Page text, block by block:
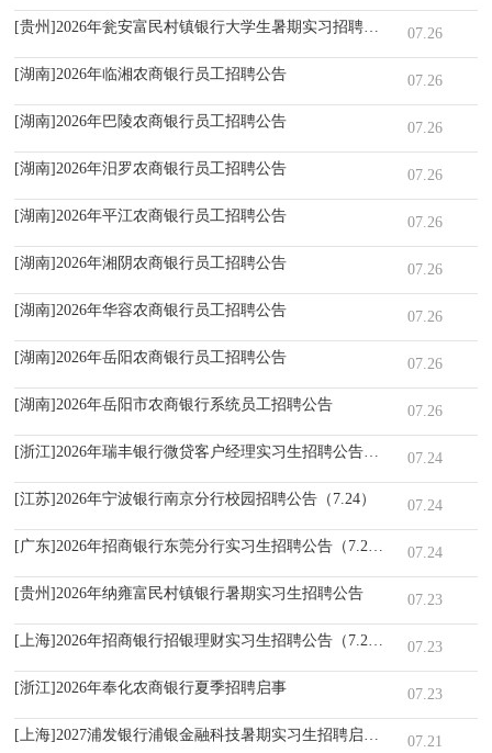
[贵州]2026年瓮安富民村镇银行大学生暑期实习招聘公告 07.26
[湖南]2026年临湘农商银行员工招聘公告 07.26
[湖南]2026年巴陵农商银行员工招聘公告 07.26
[湖南]2026年汨罗农商银行员工招聘公告 07.26
[湖南]2026年平江农商银行员工招聘公告 07.26
[湖南]2026年湘阴农商银行员工招聘公告 07.26
[湖南]2026年华容农商银行员工招聘公告 07.26
[湖南]2026年岳阳农商银行员工招聘公告 07.26
[湖南]2026年岳阳市农商银行系统员工招聘公告 07.26
[浙江]2026年瑞丰银行微贷客户经理实习生招聘公告（7.24）07.24
[江苏]2026年宁波银行南京分行校园招聘公告（7.24） 07.24
[广东]2026年招商银行东莞分行实习生招聘公告（7.24） 07.24
[贵州]2026年纳雍富民村镇银行暑期实习生招聘公告 07.23
[上海]2026年招商银行招银理财实习生招聘公告（7.23） 07.23
[浙江]2026年奉化农商银行夏季招聘启事 07.23
[上海]2027浦发银行浦银金融科技暑期实习生招聘启事（7.21）
07.21